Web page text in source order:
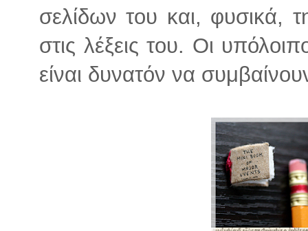
σελίδων του και, φυσικά,
στις λέξεις του. Οι
είναι δυνατόν να